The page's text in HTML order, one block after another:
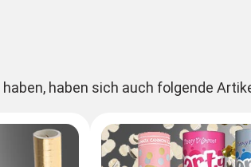
haben sich auch folgende